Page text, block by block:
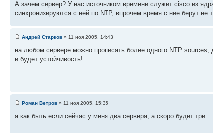
А зачем сервер? У нас источником времени служит cisco из
синхронизируются с ней по NTP, впрочем время с нее берут не
Андрей Старков » 11 ноя 2005, 14:43
на любом сервере можно прописать более одного NTP
и будет устойчивость!
Роман Ветров » 11 ноя 2005, 15:35
а как быть если сейчас у меня два сервера, а скоро будет